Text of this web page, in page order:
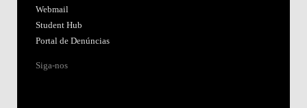
Webmail
Student Hub
Portal de Denúncias
Siga-nos